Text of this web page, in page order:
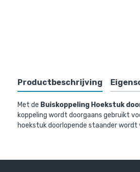
Productbeschrijving
Met de Buiskoppeling Hoekstuk
koppeling wordt doorgaans gebruikt
hoekstuk doorlopende staander